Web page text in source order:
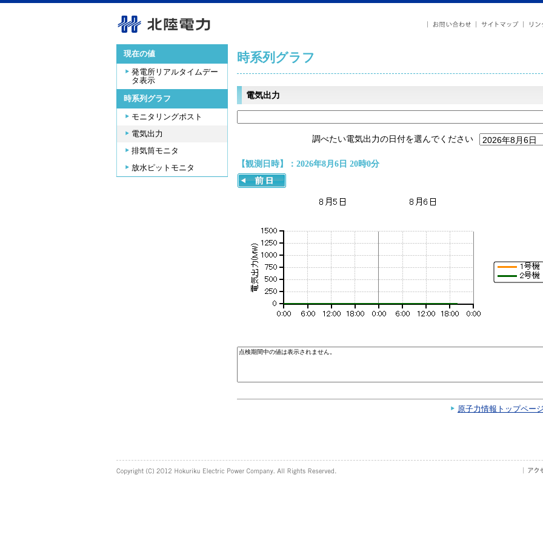
現在の値
発電所リアルタイムデー
タ表示
時系列グラフ
モニタリングポスト
電気出力
排気筒モニタ
放水ピットモニタ
時系列グラフ
電気出力
調べたい電気出力の日付を選んでください
【観測日時】：2026年8月6日 20時0分
原子力情報トップペー